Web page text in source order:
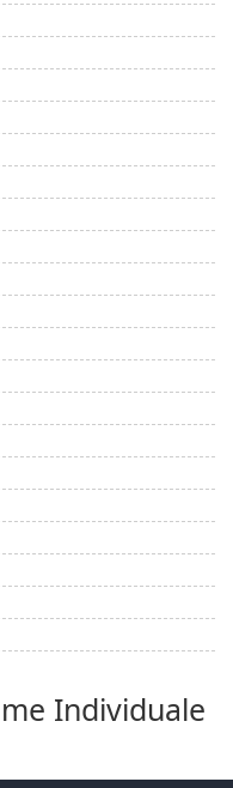
Individuale